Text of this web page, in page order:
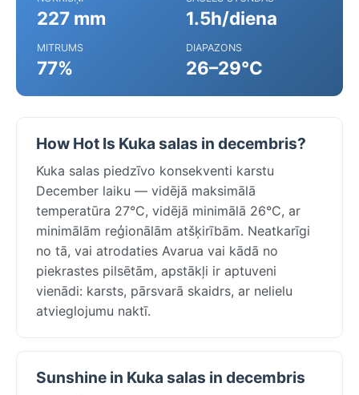
227 mm 1.5h/diena
MITRUMS
77%
DIAPAZONS
26–29°C
How Hot Is Kuka salas in decembris?
Kuka salas piedzīvo konsekventi karstu
December laiku — vidējā maksimālā
temperatūra 27°C, vidējā minimālā 26°C, ar
minimālām reģionālām atšķirībām. Neatkarīgi
no tā, vai atrodaties Avarua vai kādā no
piekrastes pilsētām, apstākļi ir aptuveni
vienādi: karsts, pārsvarā skaidrs, ar nelielu
atvieglojumu naktī.
Sunshine in Kuka salas in decembris